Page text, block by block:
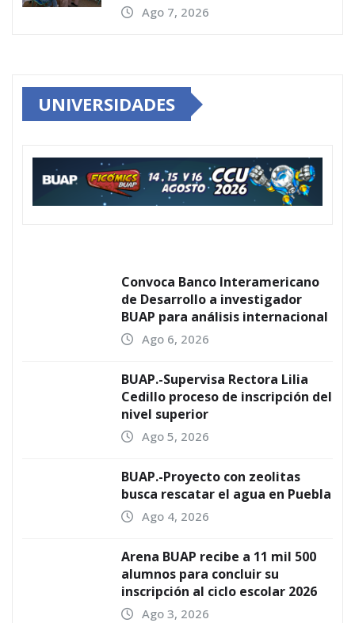
Ago 7, 2026
UNIVERSIDADES
Convoca Banco Interamericano
de Desarrollo a investigador
BUAP para análisis internacional
Ago 6, 2026
BUAP.-Supervisa Rectora Lilia
Cedillo proceso de inscripción del
nivel superior
Ago 5, 2026
BUAP.-Proyecto con zeolitas
busca rescatar el agua en Puebla
Ago 4, 2026
Arena BUAP recibe a 11 mil 500
alumnos para concluir su
inscripción al ciclo escolar 2026
Ago 3, 2026